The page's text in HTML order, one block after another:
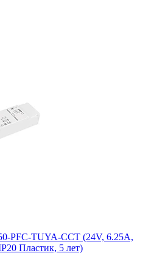
PFC-TUYA-CCT (24V, 6.25A,
Пластик, 5 лет)